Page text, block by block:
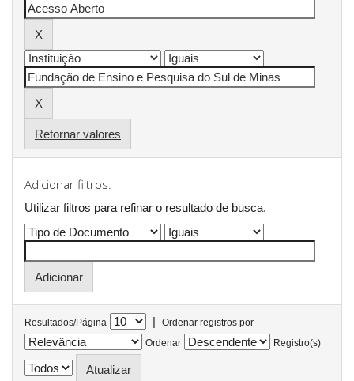
Retornar valores
Adicionar filtros:
Utilizar filtros para refinar o resultado de busca.
Resultados/Página |
Ordenar registros por
Ordenar
Registro(s)